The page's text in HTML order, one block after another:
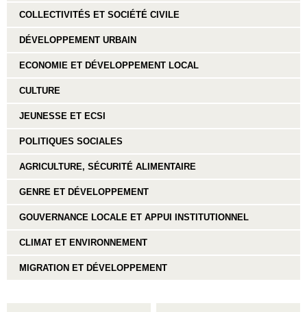
COLLECTIVITÉS ET SOCIÉTÉ CIVILE
DÉVELOPPEMENT URBAIN
ECONOMIE ET DÉVELOPPEMENT LOCAL
CULTURE
JEUNESSE ET ECSI
POLITIQUES SOCIALES
AGRICULTURE, SÉCURITÉ ALIMENTAIRE
GENRE ET DÉVELOPPEMENT
GOUVERNANCE LOCALE ET APPUI INSTITUTIONNEL
CLIMAT ET ENVIRONNEMENT
MIGRATION ET DÉVELOPPEMENT